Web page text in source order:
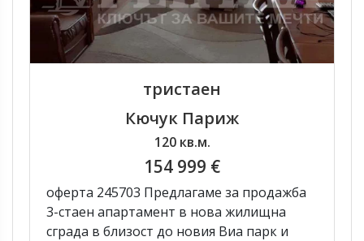
тристаен
Кючук Париж
120 кв.м.
154 999 €
оферта 245703 Предлагаме за продажба
3-стаен апартамент в нова жилищна
сграда в близост до новия Виа парк и